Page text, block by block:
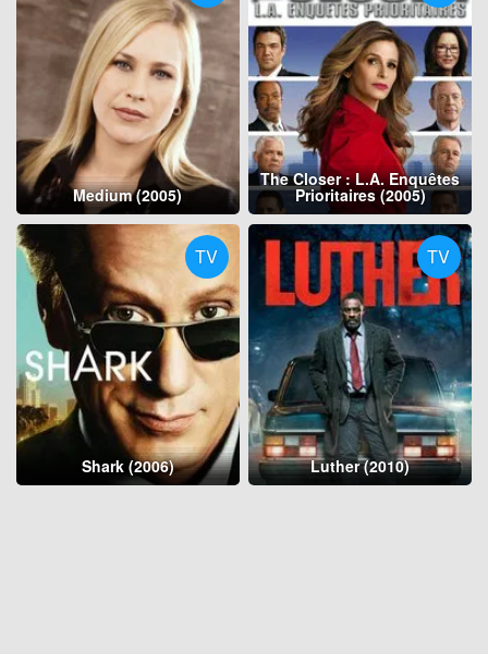
Medium (2005)
The Closer : L.A. Enquêtes
Prioritaires (2005)
TV
Shark (2006)
TV
Luther (2010)